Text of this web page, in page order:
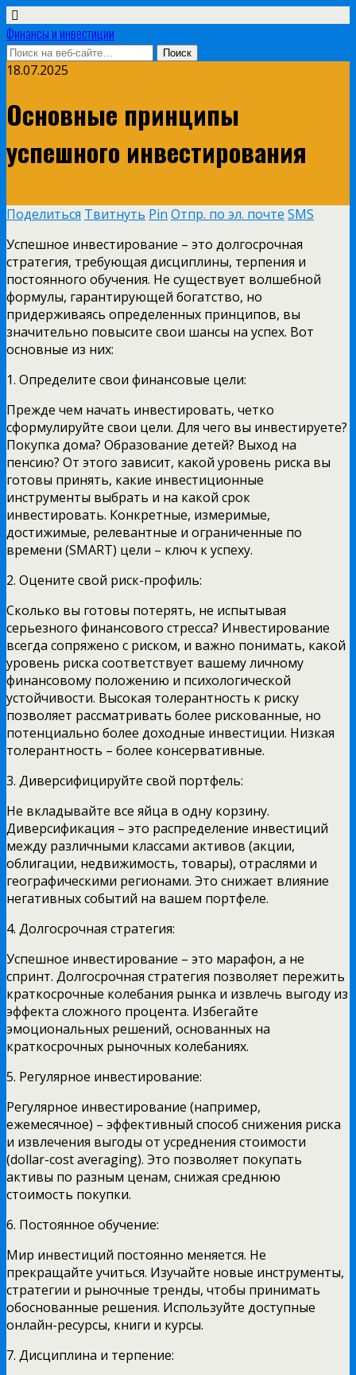
Финансы и инвестиции
18.07.2025
Основные принципы
успешного инвестирования
Поделиться Твитнуть Pin Отпр. по эл. почте SMS
Успешное инвестирование – это долгосрочная
стратегия, требующая дисциплины, терпения и
постоянного обучения. Не существует волшебной
формулы, гарантирующей богатство, но
придерживаясь определенных принципов, вы
значительно повысите свои шансы на успех. Вот
основные из них:
1. Определите свои финансовые цели:
Прежде чем начать инвестировать, четко
сформулируйте свои цели. Для чего вы инвестируете?
Покупка дома? Образование детей? Выход на
пенсию? От этого зависит, какой уровень риска вы
готовы принять, какие инвестиционные
инструменты выбрать и на какой срок
инвестировать. Конкретные, измеримые,
достижимые, релевантные и ограниченные по
времени (SMART) цели – ключ к успеху.
2. Оцените свой риск-профиль:
Сколько вы готовы потерять, не испытывая
серьезного финансового стресса? Инвестирование
всегда сопряжено с риском, и важно понимать, какой
уровень риска соответствует вашему личному
финансовому положению и психологической
устойчивости. Высокая толерантность к риску
позволяет рассматривать более рискованные, но
потенциально более доходные инвестиции. Низкая
толерантность – более консервативные.
3. Диверсифицируйте свой портфель:
Не вкладывайте все яйца в одну корзину.
Диверсификация – это распределение инвестиций
между различными классами активов (акции,
облигации, недвижимость, товары), отраслями и
географическими регионами. Это снижает влияние
негативных событий на вашем портфеле.
4. Долгосрочная стратегия:
Успешное инвестирование – это марафон, а не
спринт. Долгосрочная стратегия позволяет пережить
краткосрочные колебания рынка и извлечь выгоду из
эффекта сложного процента. Избегайте
эмоциональных решений, основанных на
краткосрочных рыночных колебаниях.
5. Регулярное инвестирование:
Регулярное инвестирование (например,
ежемесячное) – эффективный способ снижения риска
и извлечения выгоды от усреднения стоимости
(dollar-cost averaging). Это позволяет покупать
активы по разным ценам, снижая среднюю
стоимость покупки.
6. Постоянное обучение:
Мир инвестиций постоянно меняется. Не
прекращайте учиться. Изучайте новые инструменты,
стратегии и рыночные тренды, чтобы принимать
обоснованные решения. Используйте доступные
онлайн-ресурсы, книги и курсы.
7. Дисциплина и терпение: